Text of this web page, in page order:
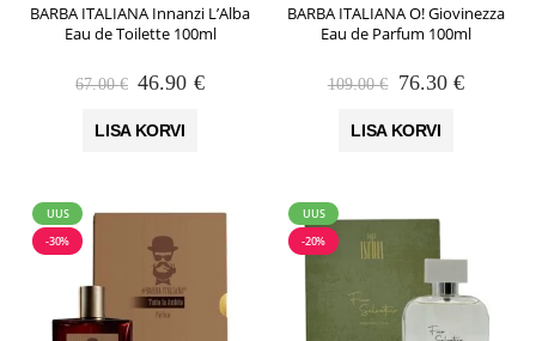
BARBA ITALIANA Innanzi L’Alba
Eau de Toilette 100ml
67.00€ Algne
oli:
46.90 €Praegune
LISA KORVI
BARBA ITALIANA O! Giovinezza
Eau de Parfum 100ml
109.00€ Algne
oli:
76.30€
LISA KORVI
UUS
-30%
UUS
-20%